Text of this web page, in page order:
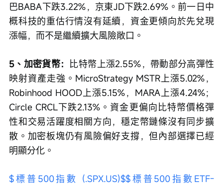
巴BABA下跌3.22%，京東JD下跌2.69%。前一日中
概科技的重估行情沒有延續，資金更傾向於先兌現
漲幅，而不是繼續擴大風險敞口。
5、加密貨幣： 比特幣上漲2.55%，帶動部分高彈性
映射資產走強。MicroStrategy MSTR上漲5.02%，
Robinhood HOOD上漲5.15%，MARA上漲4.24%；
Circle CRCL下跌2.13%。資金更偏向比特幣價格彈
性和交易活躍度相關方向，穩定幣鏈條沒有同步擴
散。加密板塊仍有風險偏好支撐，但內部選擇已經
明顯分化。
$標普500指數 (.SPX.US)$$標普500指數ETF-